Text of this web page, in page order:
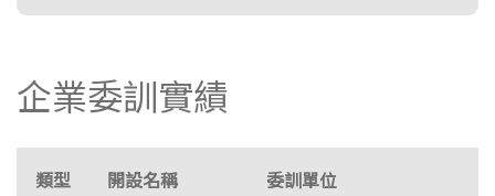
企業委訓實績
類型 開設名稱 委訓單位